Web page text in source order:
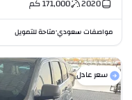
2020
171,000كم
مواصفات سعودي•متاحة للتمويل
سعر عادل